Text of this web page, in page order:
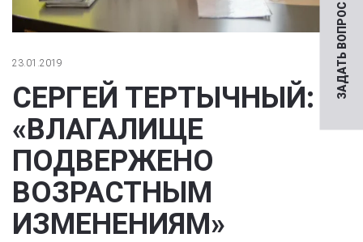
ЗАДАТЬ ВОПРОС
23.01.2019
СЕРГЕЙ ТЕРТЫЧНЫЙ:
«ВЛАГАЛИЩЕ
ПОДВЕРЖЕНО
ВОЗРАСТНЫМ
ИЗМЕНЕНИЯМ»